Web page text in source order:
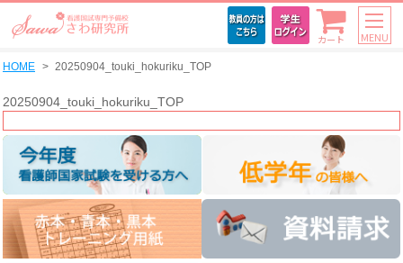
カート MENU
HOME 20250904_touki_hokuriku_TOP
20250904_touki_hokuriku_TOP